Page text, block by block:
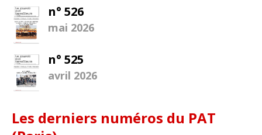
n° 526
mai 2026
n° 525
avril 2026
Les derniers numéros du PAT